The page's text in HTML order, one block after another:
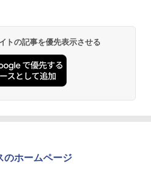
トの記事を優先表示させる
のホームページ